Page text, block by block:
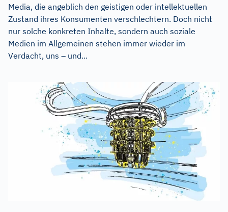
Media, die angeblich den geistigen oder intellektuellen
Zustand ihres Konsumenten verschlechtern. Doch nicht
nur solche konkreten Inhalte, sondern auch soziale
Medien im Allgemeinen stehen immer wieder im
Verdacht, uns – und...